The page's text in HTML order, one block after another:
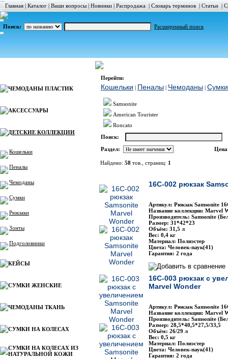
Главная | Каталог | Ваши вопросы | Новинки | Распродажа | Словарь терминов | Статьи |
Поиск: Расширенный поиск
ЧЕМОДАНЫ ПЛАСТИК
АКСЕССУАРЫ
ДЕТСКИЕ КОЛЛЕКЦИИ
Кошельки
Пеналы
Чемоданы
Сумки
Рюкзаки
Зонты
Подголовники
КЕЙСЫ
СУМКИ ЖЕНСКИЕ
ЧЕМОДАНЫ ТКАНЬ
СУМКИ НА КОЛЕСАХ
СУМКИ НА КОЛЕСАХ ИЗ
НАТУРАЛЬНОЙ КОЖИ
ДЕТСКИЕ КОЛЛЕКЦИИ
Перейти:
Кошельки | Пеналы | Чемоданы | Сумки
Samsonite
American Tourister
Roncato
Поиск:
Раздел:
Найдено: 58 тов., страниц: 1
16C-002 рюкзак
Артикул: Рюкзак Samsonite
Название коллекции: Marvel
Производитель: Samsonite
Размер: 31*42*23
Объём: 31,5 л
Вес: 0,4 кг
Материал: Полиэстер
Цвета: Человек-паук(41)
Гарантия: 2 года
16C-003 рюкзак с
Marvel Wonder
Артикул: Рюкзак Samsonite
Название коллекции: Marvel
Производитель: Samsonite
Размер: 28,5*40,5*27,5/33,5
Объём: 26/29 л
Вес: 0,5 кг
Материал: Полиэстер
Цвета: Человек-паук(41)
Гарантия: 2 года